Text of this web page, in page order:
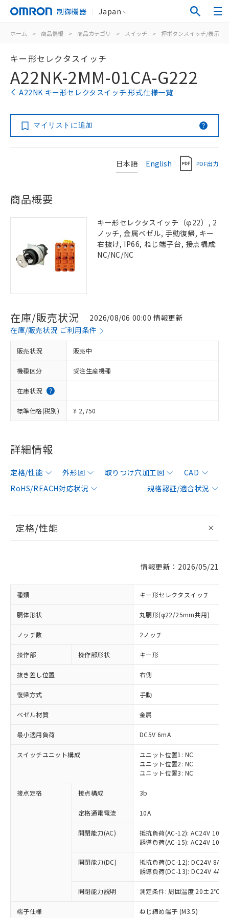
制御機器 Japan
ホーム > 商品情報 > 商品カテゴリ > スイッチ > 押ボタンスイッチ/表示灯
キー形セレクタスイッチ
A22NK-2MM-01CA-G222
A22NK キー形セレクタスイッチ 形式仕様一覧
マイリストに追加
日本語 English PDF出力
商品概要
キー形セレクタスイッチ（φ22）, 2
ノッチ, 金属ベゼル, 手動復帰, キー
右抜け, IP66, ねじ端子台, 接点構成:
NC/NC/NC
在庫/販売状況
2026/08/06 00:00 情報更新
在庫/販売状況 ご利用条件
販売状況 販売中
機種区分 受注生産機種
在庫状況
標準価格(税別) ¥ 2,750
詳細情報
定格/性能 外形図 取りつけ穴加工図
CAD
RoHS/REACH対応状況
規格認証/適合状況
定格/性能
情報更新：2026/05/21
種類 キー形セレクタスイッチ
胴体形状 丸胴形(φ22/25mm共用)
ノッチ数 2ノッチ
操作部 操作部形状 キー形
抜き差し位置 右側
復帰方式 手動
ベゼル材質 金属
最小適用負荷 DC5V 6mA
スイッチユニット構成
ユニット位置1: NC
ユニット位置2: NC
ユニット位置3: NC
接点定格 接点構成 3b
定格通電電流 10A
開閉能力(AC)
抵抗負荷(AC-12): AC24V 10A/
誘導負荷(AC-15): AC24V
開閉能力(DC)
抵抗負荷(DC-12): DC24V 8A/
誘導負荷(DC-13): DC24V 4A/
開閉能力説明 測定条件: 周囲温度 20±2℃、
端子仕様 ねじ締め端子 (M3.5)
ご利用条件
対応済み：EU RoHS指令（10物質）の
非含有に対応した製品が提供可能な商品で
対応予定：EU RoHS指令（10物質）の非含
有に対応した製品に切り替える予定のある
対応予定なし：EU RoHS指令（10物質）の